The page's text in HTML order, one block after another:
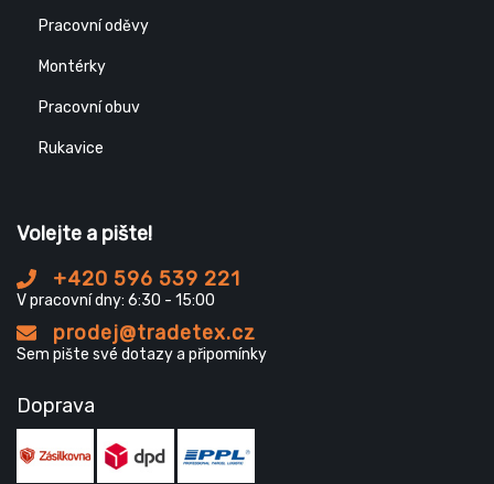
Pracovní oděvy
Montérky
Pracovní obuv
Rukavice
Volejte a pište!
+420 596 539 221
V pracovní dny: 6:30 - 15:00
prodej@tradetex.cz
Sem pište své dotazy a připomínky
Doprava